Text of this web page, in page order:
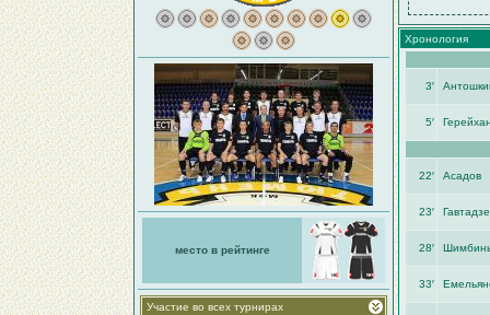
место в рейтинге
Участие во всех турнирах
Хронология
3′
5′
22′ Асадов
23′ Гавтадзе
28′
33′